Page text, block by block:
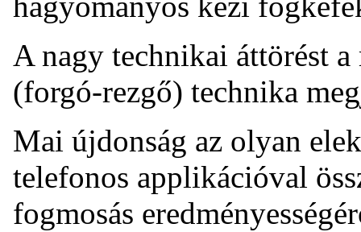
A nagy technikai áttörést
(forgó-rezgő) technika
Mai újdonság az olyan
telefonos applikációval
fogmosás